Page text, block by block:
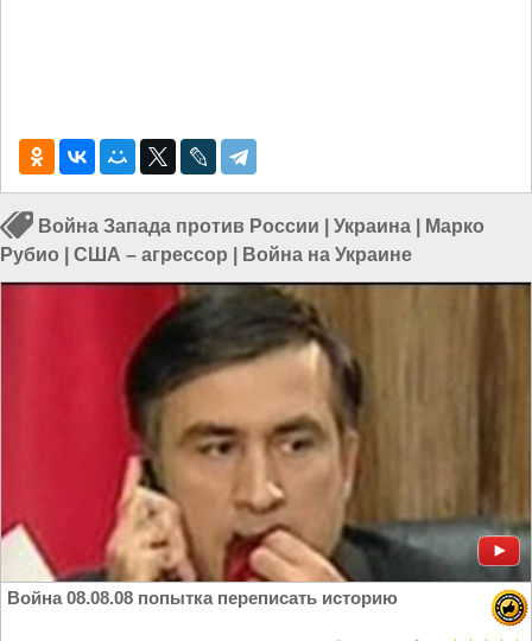
Война Запада против России Украина
Марко
Рубио
США – агрессор Война на Украине
Война 08.08.08 попытка переписать историю